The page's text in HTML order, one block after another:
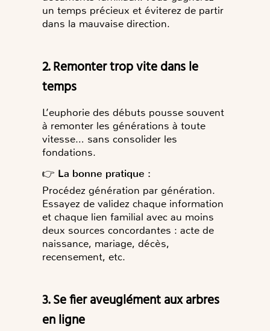
un temps précieux et éviterez de partir
dans la mauvaise direction.
2. Remonter trop vite dans le
temps
L’euphorie des débuts pousse souvent
à remonter les générations à toute
vitesse… sans consolider les
fondations.
👉 La bonne pratique :
Procédez génération par génération.
Essayez de validez chaque information
et chaque lien familial avec au moins
deux sources concordantes : acte de
naissance, mariage, décès,
recensement, etc.
3. Se fier aveuglément aux arbres
en ligne